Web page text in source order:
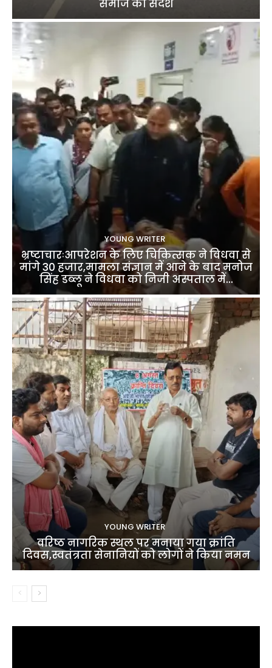
समाज का संदेश
YOUNG WRITER
भ्रष्टाचारःआपरेशन के लिए चिकित्सक ने विधवा से
मांगे 30 हजार,मामला संज्ञान में आने के बाद मनोज
सिंह डब्लू ने विधवा को निजी अस्पताल में...
YOUNG WRITER
वरिष्ठ नागरिक स्थल पर मनाया गया क्रांति
दिवस,स्वतंत्रता सेनानियों को लोगों ने किया नमन